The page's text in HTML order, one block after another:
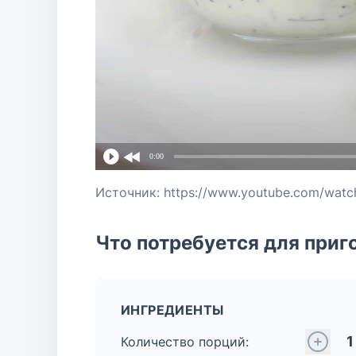
0:00
Источник: https://www.youtube.com/
Что потребуется для
ИНГРЕДИЕНТЫ
Количество порций:
1